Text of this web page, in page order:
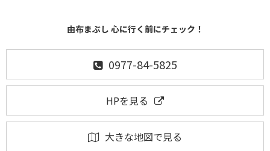
由布まぶし 心に行く前にチェック！
0977-84-5825
HPを見る
大きな地図で見る